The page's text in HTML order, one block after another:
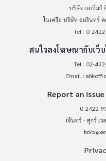
บริษัท เอเอ็มอี
ในเครือ บริษัท อมรินทร์
Tel : 0-
สนใจลงโฆษณากับเว็
Tel : 02-
Email :
Report an
0-2422-
(จันทร์ - ศุกร์ เว